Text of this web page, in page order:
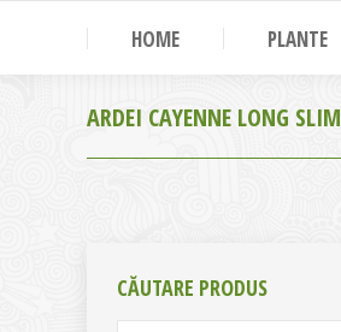
HOME PLANTE
ARDEI CAYENNE LONG SLIM
CĂUTARE PRODUS